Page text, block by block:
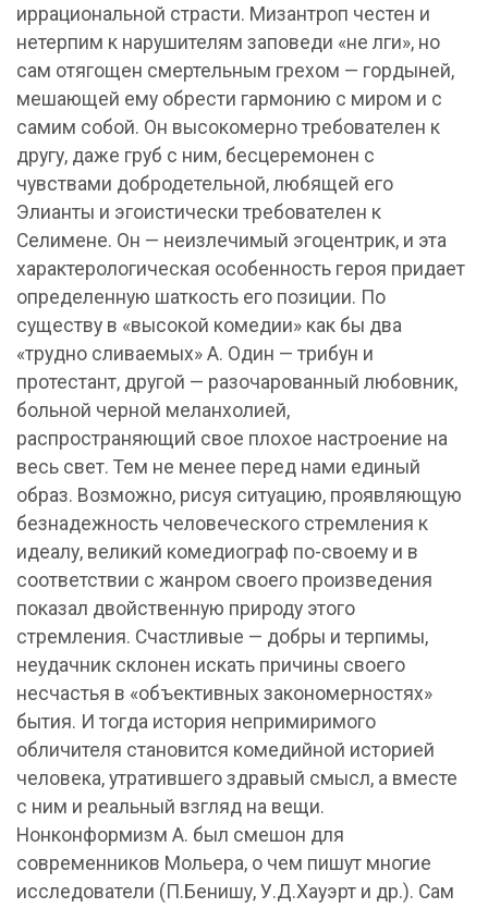
иррациональной страсти. Мизантроп честен и
нетерпим к нарушителям заповеди «не лги», но
сам отягощен смертельным грехом — гордыней,
мешающей ему обрести гармонию с миром и с
самим собой. Он высокомерно требователен к
другу, даже груб с ним, бесцеремонен с
чувствами добродетельной, любящей его
Элианты и эгоистически требователен к
Селимене. Он — неизлечимый эгоцентрик, и эта
характерологическая особенность героя придает
определенную шаткость его позиции. По
существу в «высокой комедии» как бы два
«трудно сливаемых» А. Один — трибун и
протестант, другой — разочарованный любовник,
больной черной меланхолией,
распространяющий свое плохое настроение на
весь свет. Тем не менее перед нами единый
образ. Возможно, рисуя ситуацию, проявляющую
безнадежность человеческого стремления к
идеалу, великий комедиограф по-своему и в
соответствии с жанром своего произведения
показал двойственную природу этого
стремления. Счастливые — добры и терпимы,
неудачник склонен искать причины своего
несчастья в «объективных закономерностях»
бытия. И тогда история непримиримого
обличителя становится комедийной историей
человека, утратившего здравый смысл, а вместе
с ним и реальный взгляд на вещи.
Нонконформизм А. был смешон для
современников Мольера, о чем пишут многие
исследователи (П.Бенишу, У.Д.Хауэрт и др.). Сам